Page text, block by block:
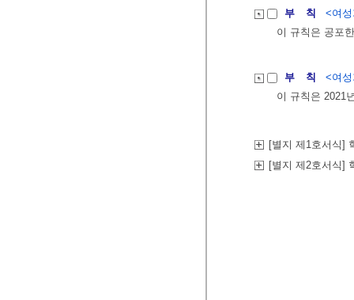
부 칙
<여
이 규칙은 공포
부 칙
<여
이 규칙은 2021
[별지 제1호서식]
[별지 제2호서식]